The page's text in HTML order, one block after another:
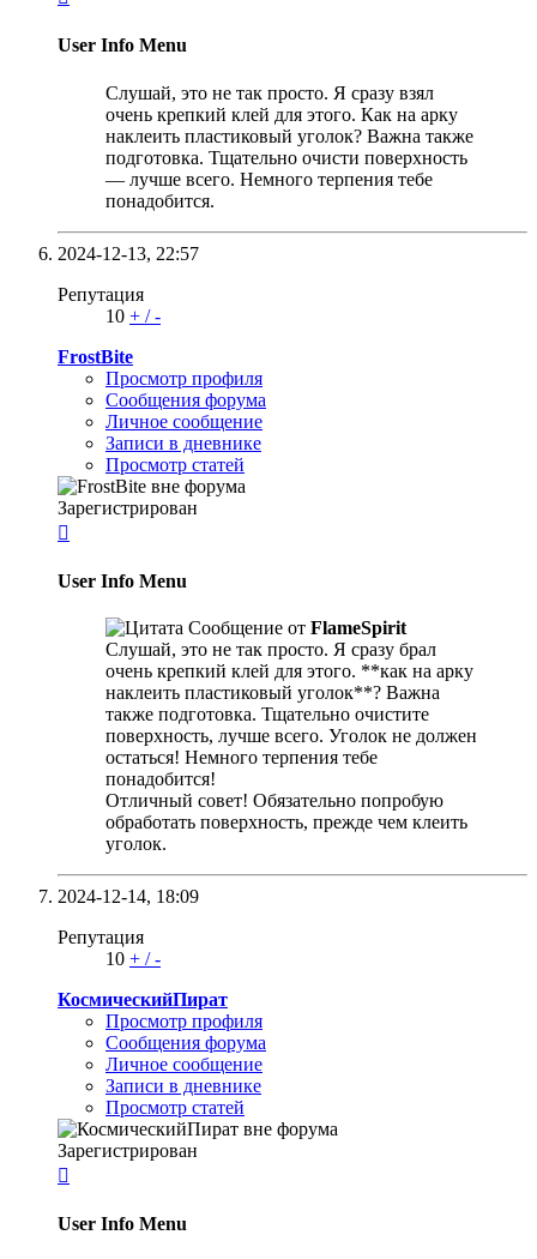
User Info Menu
Слушай, это не так просто. Я сразу взял
очень крепкий клей для этого. Как на арку
наклеить пластиковый уголок? Важна также
подготовка. Тщательно очисти поверхность
— лучше всего. Немного терпения тебе
понадобится.
2024-12-13, 22:57
Репутация
10 + /-
FrostBite
Просмотр профиля
Сообщения форума
Личное сообщение
Записи в дневнике
Просмотр статей
Зарегистрирован

User Info Menu
Сообщение от FlameSpirit
Слушай, это не так просто. Я сразу брал
очень крепкий клей для этого. **как на арку
наклеить пластиковый уголок**? Важна
также подготовка. Тщательно очистите
поверхность, лучше всего. Уголок не должен
остаться! Немного терпения тебе
понадобится!
Отличный совет! Обязательно попробую
обработать поверхность, прежде чем клеить
уголок.
2024-12-14, 18:09
Репутация
10 + /-
КосмическийПират
Просмотр профиля
Сообщения форума
Личное сообщение
Записи в дневнике
Просмотр статей
Зарегистрирован

User Info Menu